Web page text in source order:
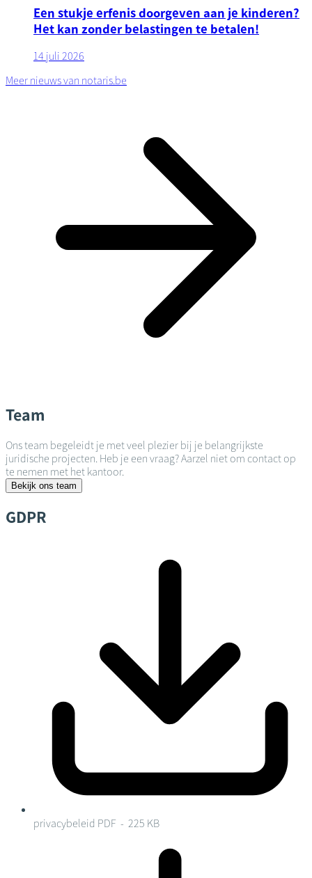
Een stukje erfenis doorgeven aan je kinderen?
Het kan zonder belastingen te betalen!
14 juli 2026
Meer nieuws van notaris.be
Team
Ons team begeleidt je met veel plezier bij je belangrijkste
juridische projecten. Heb je een vraag? Aarzel niet om contact op
te nemen met het kantoor.
Bekijk ons team
GDPR
privacybeleid PDF - 225 KB